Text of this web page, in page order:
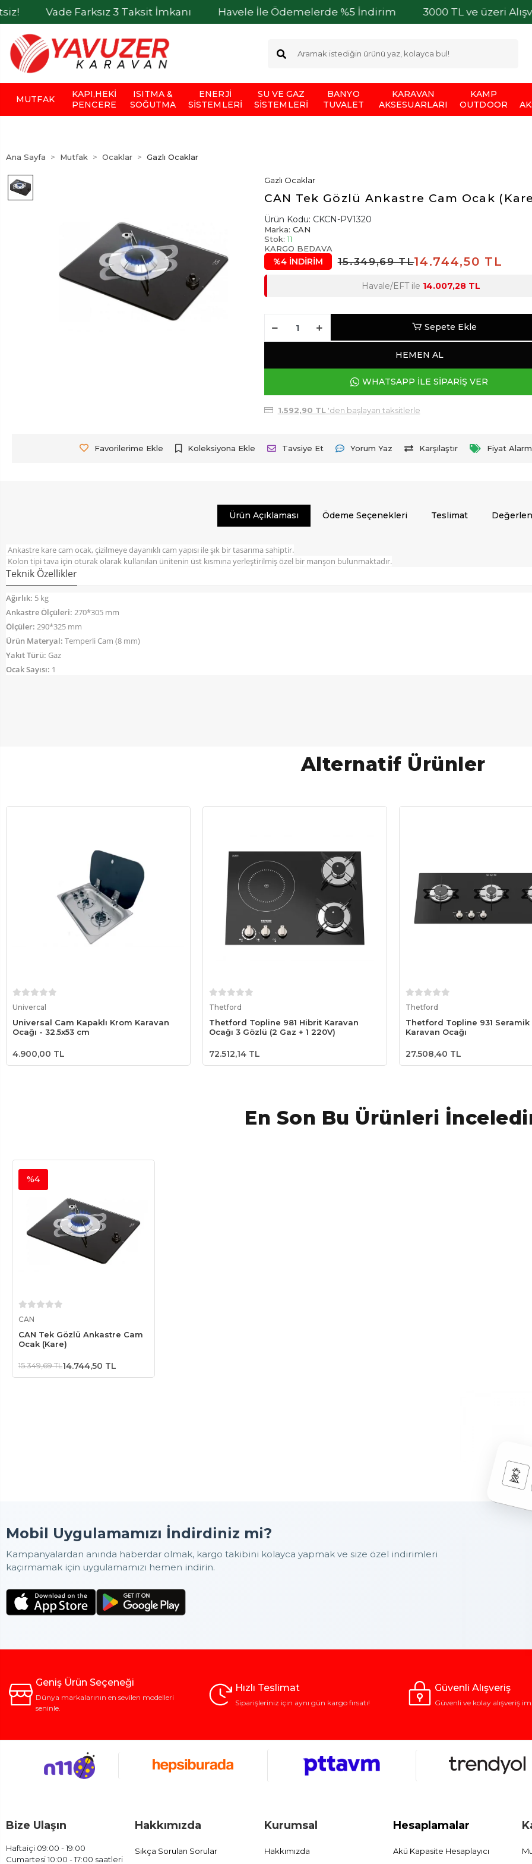
Vade Farksız 3 Taksit İmkanı Havele İle Ödemelerde %5 İndirim 3000 TL ve üzeri
MUTFAK
KAPI,HEKI
PENCERE
ISITMA &
SOĞUTMA
ENERJI
SISTEMLERI
SU VE GAZ
SISTEMLERI
BANYO
TUVALET
KARAVAN
AKSESUARLARI
KAMP
OUTDOOR
Ana Sayfa Mutfak Ocaklar Gazlı Ocaklar
Gazlı Ocaklar
CAN Tek Gözlü Ankastre Cam Ocak
Ürün Kodu: CKCN-PV1320
Marka: CAN
Stok: 11
KARGO BEDAVA
%4 İNDİRİM 15.349,69 TL14.744,50 TL
Havale/EFT ile 14.007,28 TL
Sepete Ekle
HEMEN AL
WHATSAPP İLE SİPARİŞ VER
1.592,90 TL'den başlayan taksitlerle
Favorilerime Ekle Koleksiyona Ekle Tavsiye Et Yorum Yaz Karşılaştır Fiyat
Ürün Açıklaması Ödeme Seçenekleri Teslimat
Ankastre kare cam ocak, çizilmeye dayanıklı cam yapısı ile şık bir tasarıma sahiptir.
Kolon tipi tava için oturak olarak kullanılan ünitenin üst kısmına yerleştirilmiş özel bir manşon bulunmaktadır.
Teknik Özellikler
Ağırlık: 5 kg
Ankastre Ölçüleri: 270*305 mm
Ölçüler: 290*325 mm
Ürün Materyal: Temperli Cam (8 mm)
Yakıt Türü: Gaz
Ocak Sayısı: 1
Alternatif Ürünler
Univercal
Universal Cam Kapaklı Krom Karavan
Ocağı - 32.5x53 cm
4.900,00 TL
Thetford
Thetford Topline 981 Hibrit Karavan
Ocağı 3 Gözlü (2 Gaz + 1 220V)
72.512,14 TL
Thetford
Thetford Topline 931 Seramik
Karavan Ocağı
27.508,40 TL
En Son Bu Ürünleri
CAN
CAN Tek Gözlü Ankastre Cam
Ocak (Kare)
%4
15.349,69 TL14.744,50 TL
Mobil Uygulamamızı İndirdiniz mi?
Kampanyalardan anında haberdar olmak, kargo takibini kolayca yapmak ve size özel indirimleri
kaçırmamak için uygulamamızı hemen indirin.
Geniş Ürün Seçeneği
Dünya markalarının en sevilen modelleri
seninle.
Hızlı Teslimat
Siparişleriniz için aynı gün kargo fırsatı!
Güvenli Alışveriş
Güvenli ve kolay alışveriş
Bize Ulaşın
Haftaiçi 09:00 - 19:00
Cumartesi 10:00 - 17:00 saatleri
Hakkımızda
Sıkça Sorulan Sorular
Kurumsal
Hakkımızda
Hesaplamalar
Akü Kapasite Hesaplayıcı